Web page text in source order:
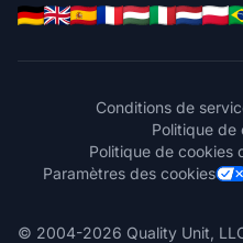
Conditions de
Politique de
Politique de cookies
Paramètres des cookies
© 2004-2026 Quality Unit,